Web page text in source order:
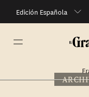
Edición Española